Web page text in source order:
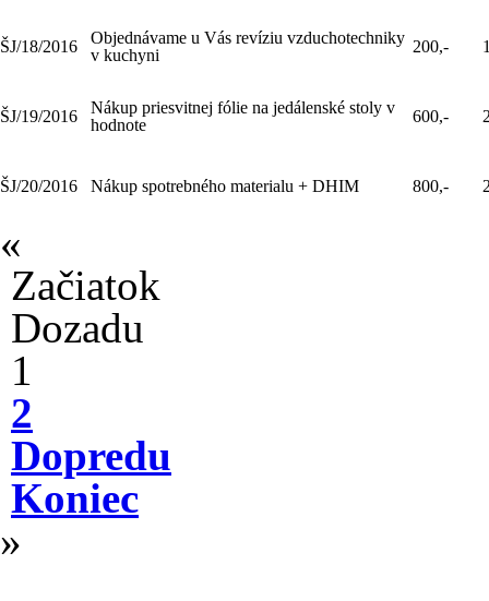
ŠJ/18/2016
Objednávame u Vás revíziu vzduchotechniky
v kuchyni
200,-
ŠJ/19/2016
Nákup priesvitnej fólie na jedálenské stoly v
hodnote
600,-
ŠJ/20/2016 Nákup spotrebného materialu + DHIM 800,-
«
Začiatok
Dozadu
1
2
Dopredu
Koniec
»